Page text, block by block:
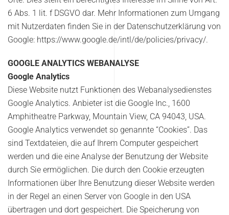
6 Abs. 1 lit. f DSGVO dar. Mehr Informationen zum Umgang
mit Nutzerdaten finden Sie in der Datenschutzerklärung von
Google: https://www.google.de/intl/de/policies/privacy/.
GOOGLE ANALYTICS WEBANALYSE
Google Analytics
Diese Website nutzt Funktionen des Webanalysedienstes
Google Analytics. Anbieter ist die Google Inc., 1600
Amphitheatre Parkway, Mountain View, CA 94043, USA.
Google Analytics verwendet so genannte “Cookies”. Das
sind Textdateien, die auf Ihrem Computer gespeichert
werden und die eine Analyse der Benutzung der Website
durch Sie ermöglichen. Die durch den Cookie erzeugten
Informationen über Ihre Benutzung dieser Website werden
in der Regel an einen Server von Google in den USA
übertragen und dort gespeichert. Die Speicherung von